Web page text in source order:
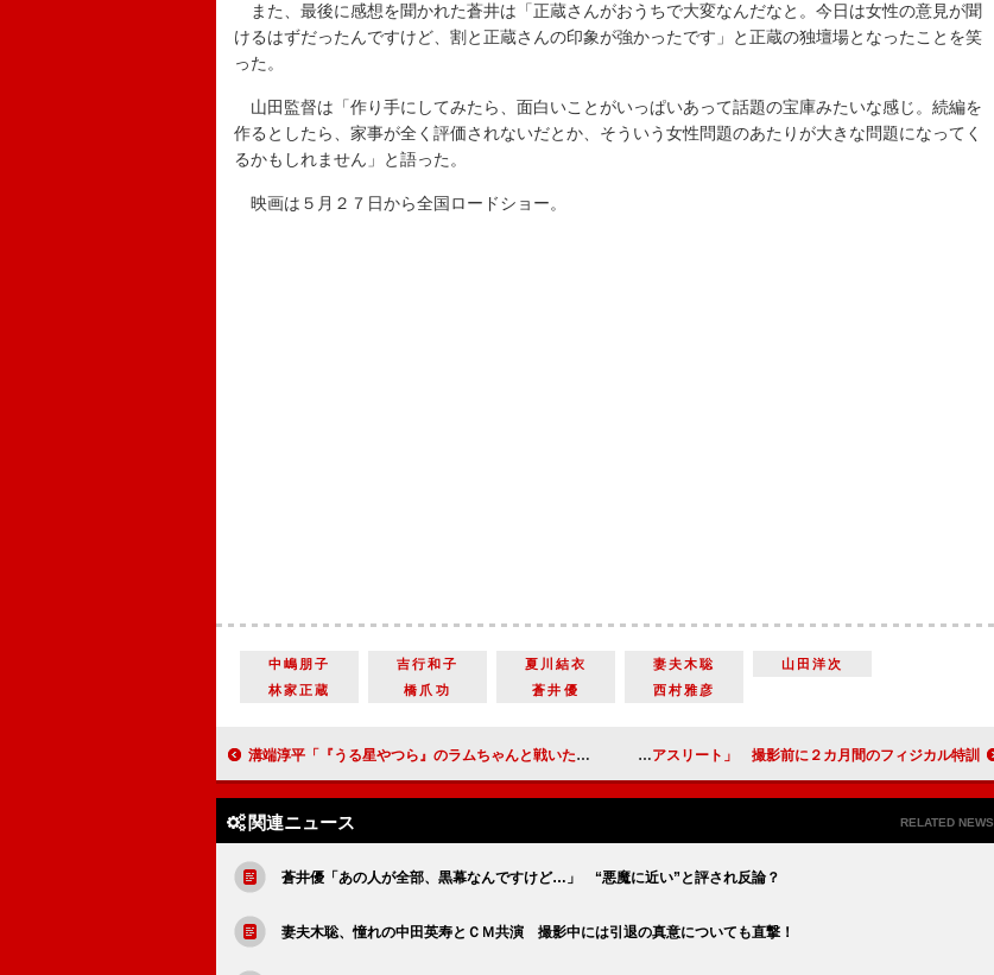
また、最後に感想を聞かれた蒼井は「正蔵さんがおうちで大変なんだなと。今日は女性の意見が聞
けるはずだったんですけど、割と正蔵さんの印象が強かったです」と正蔵の独壇場となったことを笑
った。
山田監督は「作り手にしてみたら、面白いことがいっぱいあって話題の宝庫みたいな感じ。続編を
作るとしたら、家事が全く評価されないだとか、そういう女性問題のあたりが大きな問題になってく
るかもしれません」と語った。
映画は５月２７日から全国ロードショー。
中嶋朋子 吉行和子 夏川結衣 妻夫木聡
山田洋次
林家正蔵
橋爪功 蒼井優 西村雅彦
溝端淳平「『うる星やつら』のラムちゃんと戦いたい」 原幹恵「男になったら女の子をナンパしたい」 綾野剛「発想が完全にアスリート」 撮影前に２カ月間のフィジカル特訓
関連ニュース RELATED NEWS
蒼井優「あの人が全部、黒幕なんですけど…」 “悪魔に近い”と評され反論？
妻夫木聡、憧れの中田英寿とＣＭ共演 撮影中には引退の真意についても直撃！